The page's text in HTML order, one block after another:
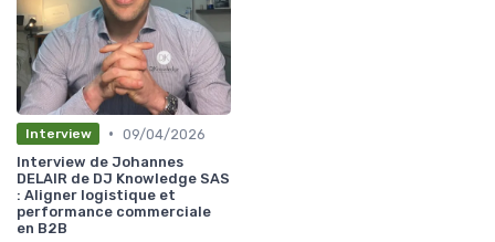
Interview • 09/04/2026
Interview de Johannes
DELAIR de DJ Knowledge SAS
: Aligner logistique et
performance commerciale
en B2B